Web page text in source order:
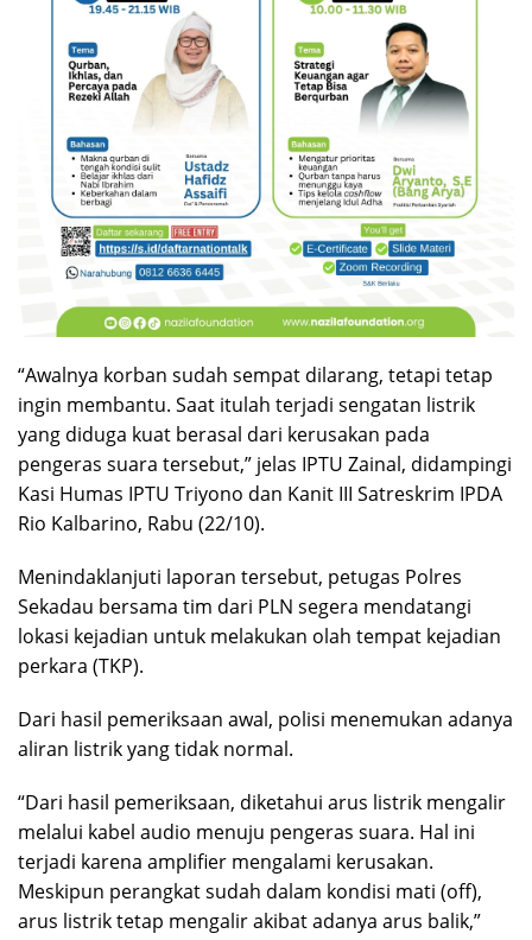
“Awalnya korban sudah sempat dilarang, tetapi tetap
ingin membantu. Saat itulah terjadi sengatan listrik
yang diduga kuat berasal dari kerusakan pada
pengeras suara tersebut,” jelas IPTU Zainal, didampingi
Kasi Humas IPTU Triyono dan Kanit III Satreskrim IPDA
Rio Kalbarino, Rabu (22/10).
Menindaklanjuti laporan tersebut, petugas Polres
Sekadau bersama tim dari PLN segera mendatangi
lokasi kejadian untuk melakukan olah tempat kejadian
perkara (TKP).
Dari hasil pemeriksaan awal, polisi menemukan adanya
aliran listrik yang tidak normal.
“Dari hasil pemeriksaan, diketahui arus listrik mengalir
melalui kabel audio menuju pengeras suara. Hal ini
terjadi karena amplifier mengalami kerusakan.
Meskipun perangkat sudah dalam kondisi mati (off),
arus listrik tetap mengalir akibat adanya arus balik,”